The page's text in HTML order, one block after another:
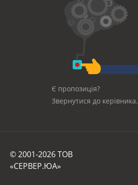
Є пропозиція?
Звернутися до керівника.
© 2001-2026 ТОВ
«СЕРВЕР.ЮА»